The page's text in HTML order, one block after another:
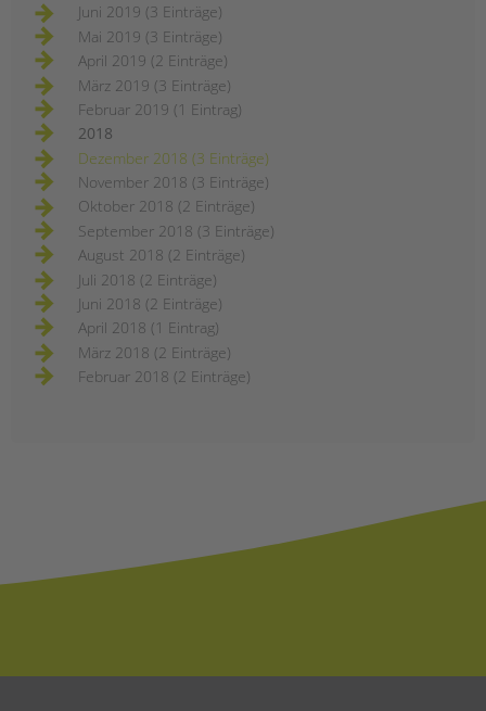
Juni 2019 (3 Einträge)
Mai 2019 (3 Einträge)
April 2019 (2 Einträge)
März 2019 (3 Einträge)
Februar 2019 (1 Eintrag)
2018
Dezember 2018 (3 Einträge)
November 2018 (3 Einträge)
Oktober 2018 (2 Einträge)
September 2018 (3 Einträge)
August 2018 (2 Einträge)
Juli 2018 (2 Einträge)
Juni 2018 (2 Einträge)
April 2018 (1 Eintrag)
März 2018 (2 Einträge)
Februar 2018 (2 Einträge)